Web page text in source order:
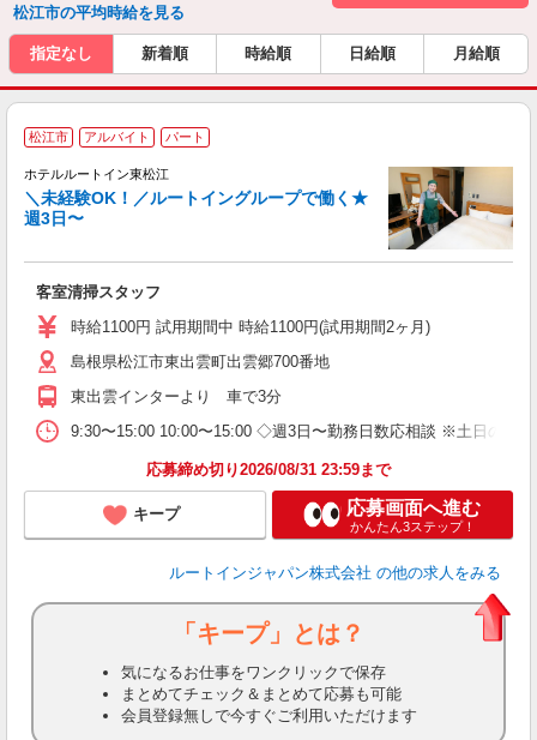
松江市の平均時給を見る
指定なし 新着順 時給順 日給順 月給順
松江市 アルバイト パート
ホテルルートイン東松江
＼未経験OK！／ルートイングループで働く★
週3日〜
客室清掃スタッフ
時給1100円 試用期間中 時給1100円(試用期間2ヶ月)
島根県松江市東出雲町出雲郷700番地
東出雲インターより 車で3分
9:30〜15:00 10:00〜15:00 ◇週3日〜勤務日数応相談 ※土日のシ
応募締め切り2026/08/31 23:59まで
キープ 応募画面へ進む
かんたん3ステップ！
ルートインジャパン株式会社 の他の求人をみる
「キープ」とは？
気になるお仕事をワンクリックで保存
まとめてチェック＆まとめて応募も可能
会員登録無しで今すぐご利用いただけます